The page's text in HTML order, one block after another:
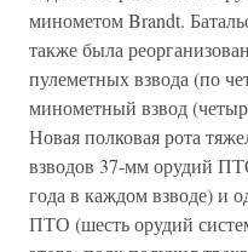
минометом Brandt.
также была
пулеметных взвода (по
минометный взвод
Новая полковая рота
взводов 37-мм орудий
года в каждом взводе) и
ПТО (шесть орудий